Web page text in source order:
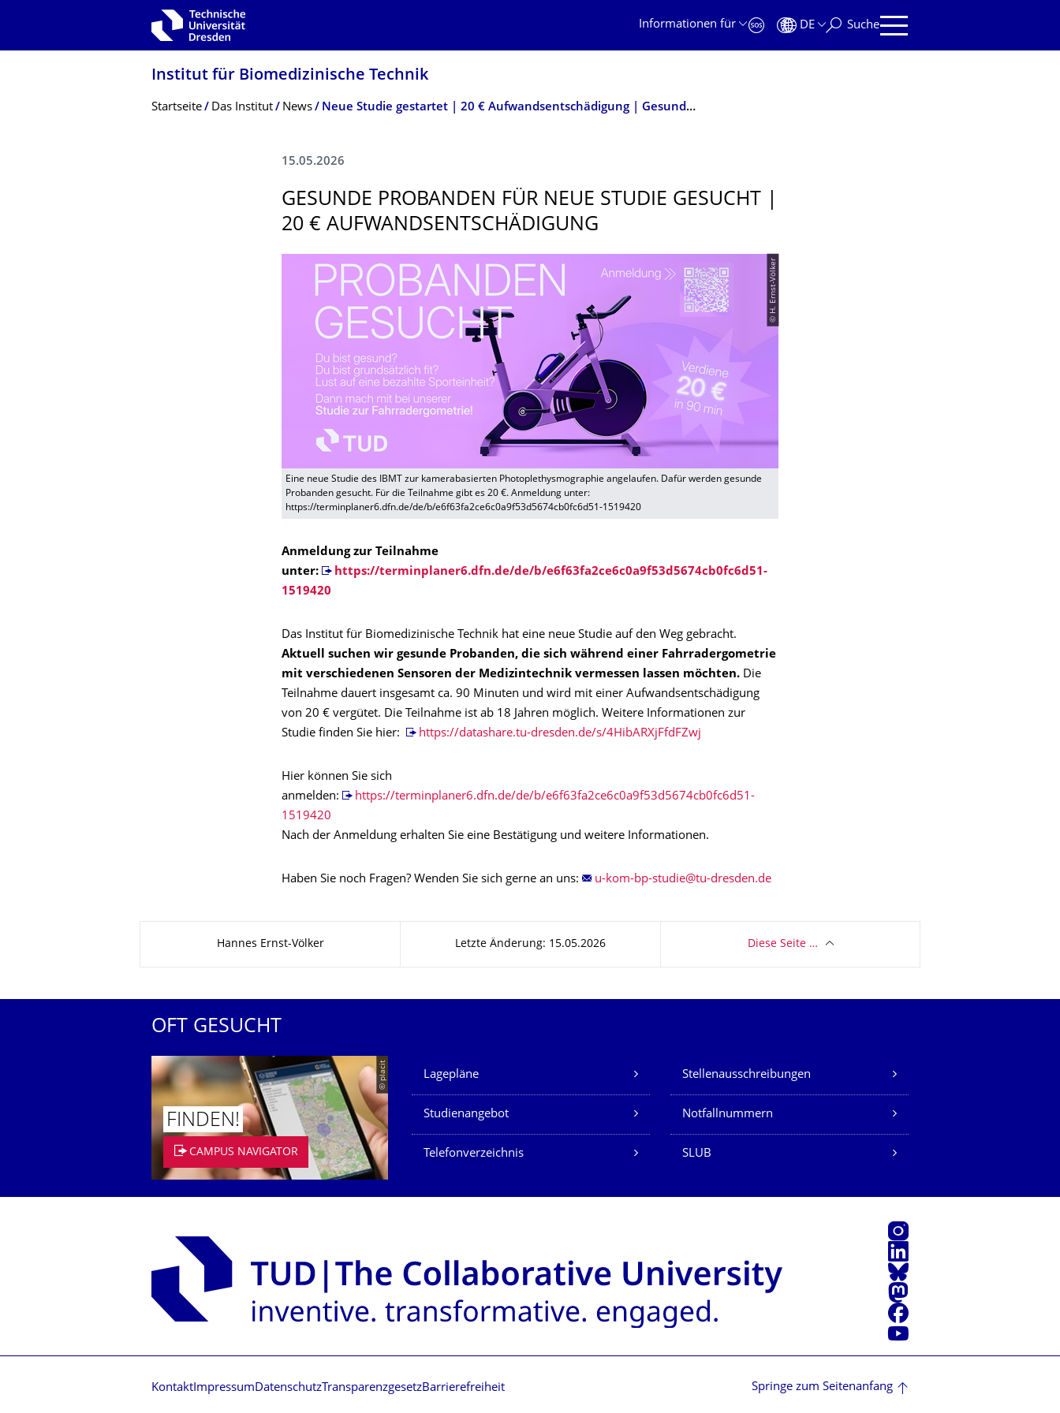
Zur Hauptnavigation springen
Informationen für
DE Suche
Institut für Biomedizinische Technik
Breadcrumb-Menü
Startseite Das Institut News Neue Studie gestartet | 20 € Aufwandsentschädigung | Gesunde Probanden gesucht
15.05.2026
GESUNDE PROBANDEN FÜR NEUE STUDIE GESUCHT |
20 € AUFWANDSENT­SCHÄDIGUNG
© H. Ernst-Völker
Eine neue Studie des IBMT zur kamerabasierten Photoplethysmographie angelaufen. Dafür werden gesunde
Probanden gesucht. Für die Teilnahme gibt es 20 €. Anmeldung unter:
https://terminplaner6.dfn.de/de/b/e6f63fa2ce6c0a9f53d5674cb0fc6d51-1519420
Anmeldung zur Teilnahme
unter:
https://terminplaner6.dfn.de/de/b/e6f63fa2ce6c0a9f53d5674cb0fc6d51-
1519420
Das Institut für Biomedizinische Technik hat eine neue Studie auf den Weg gebracht.
Aktuell suchen wir gesunde Probanden, die sich während einer Fahrradergometrie
mit verschiedenen Sensoren der Medizintechnik vermessen lassen möchten. Die
Teilnahme dauert insgesamt ca. 90 Minuten und wird mit einer Aufwandsentschädigung
von 20 € vergütet. Die Teilnahme ist ab 18 Jahren möglich. Weitere Informationen zur
Studie finden Sie hier:
https://datashare.tu-dresden.de/s/4HibARXjFfdFZwj
Hier können Sie sich
anmelden:
https://terminplaner6.dfn.de/de/b/e6f63fa2ce6c0a9f53d5674cb0fc6d51-
1519420
Nach der Anmeldung erhalten Sie eine Bestätigung und weitere Informationen.
Haben Sie noch Fragen? Wenden Sie sich gerne an uns:
Hannes Ernst-Völker Letzte Änderung: 15.05.2026 Diese Seite …
OFT GESUCHT
© placit
FINDEN!
CAMPUS NAVIGATOR
Unsere Dienste
Lagepläne Stellenausschreibungen
Studienangebot Notfallnummern
Telefonverzeichnis SLUB
Instagram
LinkedIn
Bluesky
Mastodon
Facebook
Youtube
Kontakt Impressum DatenschutzTransparenzgesetzBarrierefreiheit Springe zum Seitenanfang